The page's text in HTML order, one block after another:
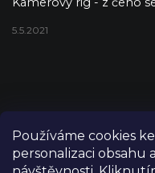
Používáme cookies
personalizaci obsahu
5.5.2021